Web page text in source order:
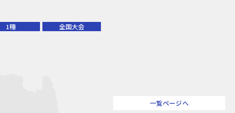
1種 全国大会
一覧ページへ